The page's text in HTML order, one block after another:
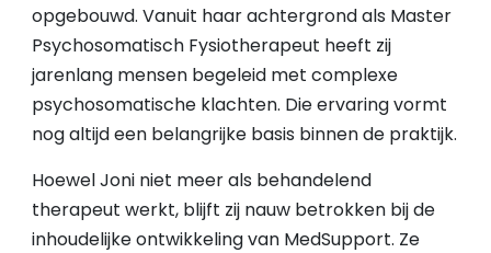
opgebouwd. Vanuit haar achtergrond als Master
Psychosomatisch Fysiotherapeut heeft zij
jarenlang mensen begeleid met complexe
psychosomatische klachten. Die ervaring vormt
nog altijd een belangrijke basis binnen de praktijk.
Hoewel Joni niet meer als behandelend
therapeut werkt, blijft zij nauw betrokken bij de
inhoudelijke ontwikkeling van MedSupport. Ze